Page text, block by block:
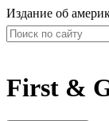
Издание об
First &